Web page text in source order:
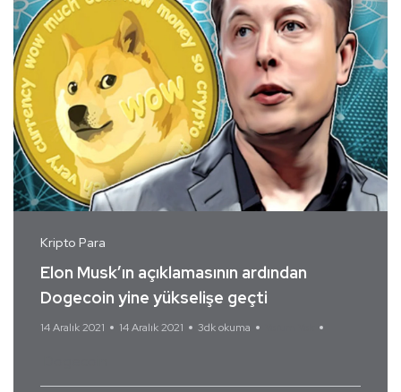
Kripto Para
Elon Musk’ın açıklamasının ardından
Dogecoin yine yükselişe geçti
14 Aralık 2021 14 Aralık 2021 3dk okuma